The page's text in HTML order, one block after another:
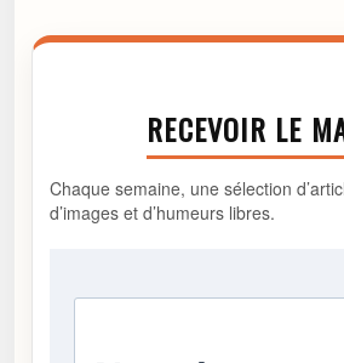
RECEVOIR LE
Chaque semaine, une sélection
d’images et d’humeurs libres.